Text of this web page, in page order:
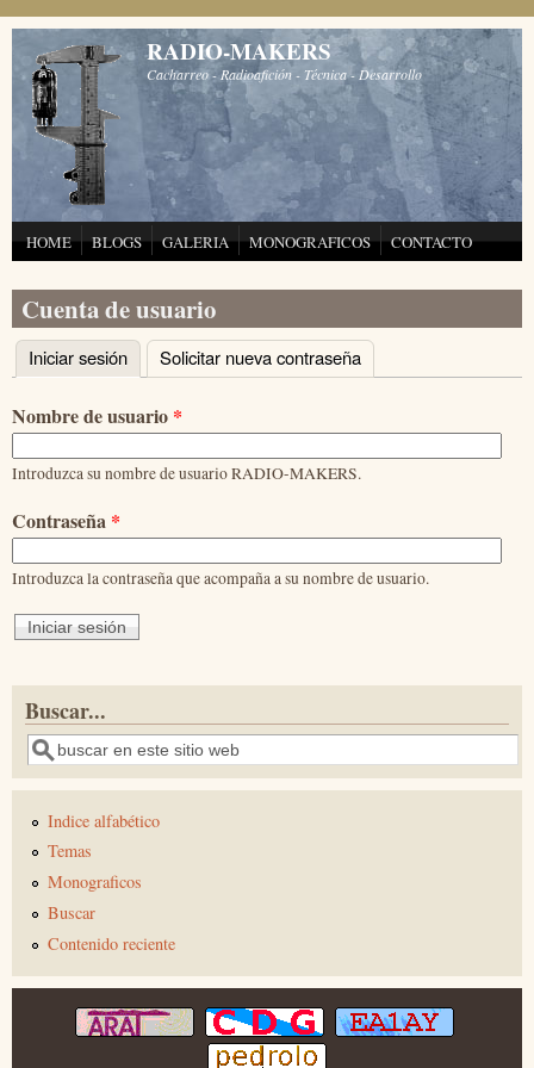
Pasar al contenido principal
RADIO-MAKERS
Cacharreo - Radioafición - Técnica - Desarrollo
HOME BLOGS GALERIA MONOGRAFICOS CONTACTO
Cuenta de usuario
Solapas principales
Iniciar sesión (solapa activa)
Solicitar nueva contraseña
Nombre de usuario *
Introduzca su nombre de usuario RADIO-MAKERS.
Contraseña *
Introduzca la contraseña que acompaña a su nombre de usuario.
Buscar...
Buscar
Indice alfabético
Temas
Monograficos
Buscar
Contenido reciente